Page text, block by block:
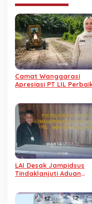
Camat Wanggarasi
Apresiasi PT LIL
LAI Desak Jampidsus
Tindaklanjuti Aduan
Tani